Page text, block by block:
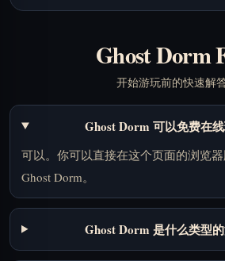
Ghost Dorm
开始游玩前的快速解答
Ghost Dorm 可以免费在
可以。你可以直接在这个页面的浏览
Ghost Dorm。
Ghost Dorm 是什么类型